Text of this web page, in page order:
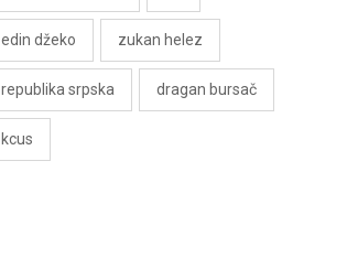
edin džeko zukan helez
republika srpska dragan bursač
kcus